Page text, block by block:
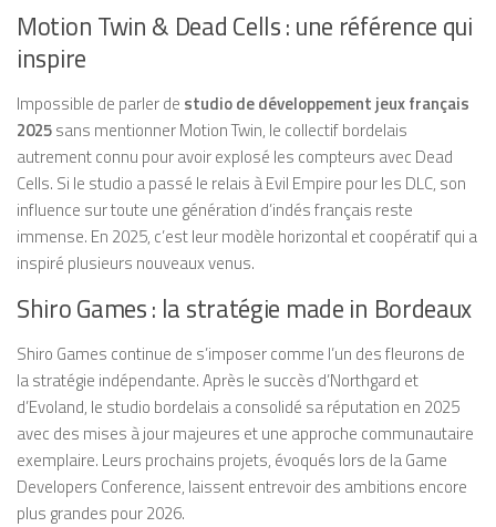
Motion Twin & Dead Cells : une référence qui
inspire
Impossible de parler de studio de développement jeux français
2025sans mentionner Motion Twin, le collectif bordelais
autrement connu pour avoir explosé les compteurs avec Dead
Cells. Si le studio a passé le relais à Evil Empire pour les DLC, son
influence sur toute une génération d’indés français reste
immense. En 2025, c’est leur modèle horizontal et coopératif qui a
inspiré plusieurs nouveaux venus.
Shiro Games : la stratégie made in Bordeaux
Shiro Games continue de s’imposer comme l’un des fleurons de
la stratégie indépendante. Après le succès d’Northgard et
d’Evoland, le studio bordelais a consolidé sa réputation en 2025
avec des mises à jour majeures et une approche communautaire
exemplaire. Leurs prochains projets, évoqués lors de la Game
Developers Conference, laissent entrevoir des ambitions encore
plus grandes pour 2026.